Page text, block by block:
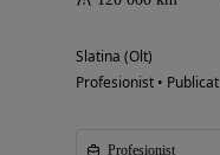
Slatina (Olt)
Profesionist • Publicat
Profesionist